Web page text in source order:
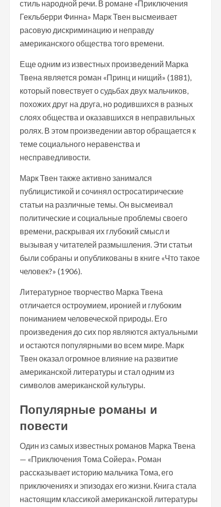
стиль народной речи. В романе «Приключения
Гекльберри Финна» Марк Твен высмеивает
расовую дискриминацию и неправду
американского общества того времени.
Еще одним из известных произведений Марка
Твена является роман «Принц и нищий» (1881),
который повествует о судьбах двух мальчиков,
похожих друг на друга, но родившихся в разных
слоях общества и оказавшихся в неправильных
ролях. В этом произведении автор обращается к
теме социального неравенства и
несправедливости.
Марк Твен также активно занимался
публицистикой и сочинял остросатирические
статьи на различные темы. Он высмеивал
политические и социальные проблемы своего
времени, раскрывая их глубокий смысл и
вызывая у читателей размышления. Эти статьи
были собраны и опубликованы в книге «Что такое
человек?» (1906).
Литературное творчество Марка Твена
отличается остроумием, иронией и глубоким
пониманием человеческой природы. Его
произведения до сих пор являются актуальными
и остаются популярными во всем мире. Марк
Твен оказал огромное влияние на развитие
американской литературы и стал одним из
символов американской культуры.
Популярные романы и
повести
Один из самых известных романов Марка Твена
— «Приключения Тома Сойера». Роман
рассказывает историю мальчика Тома, его
приключениях и эпизодах его жизни. Книга стала
настоящим классикой американской литературы